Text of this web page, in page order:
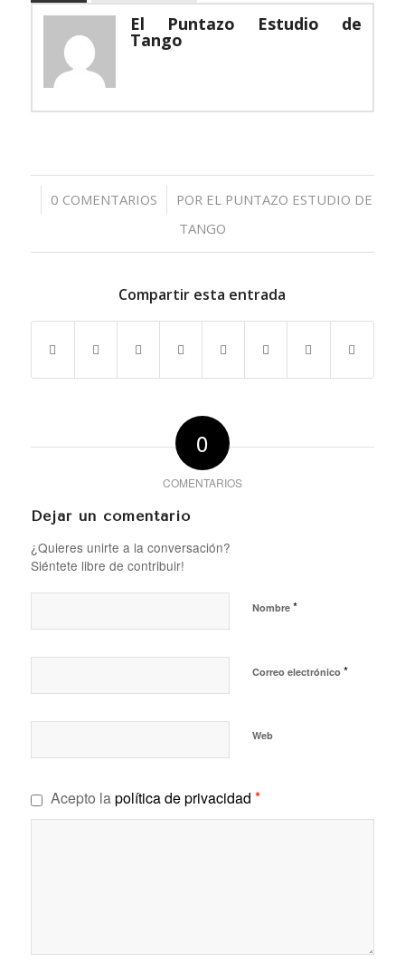
El Puntazo Estudio de
Tango
0 COMENTARIOS
/ POR EL PUNTAZO ESTUDIO DE
TANGO
Compartir esta entrada
0
COMENTARIOS
Dejar un comentario
¿Quieres unirte a la conversación?
Siéntete libre de contribuir!
Nombre *
Correo electrónico *
Web
Acepto lapolítica de privacidad *